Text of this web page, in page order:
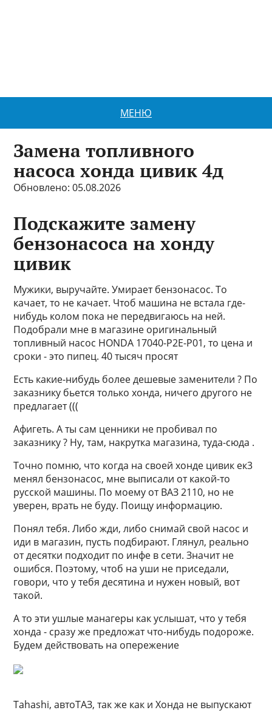
МЕНЮ
Замена топливного
насоса хонда цивик 4д
Обновлено: 05.08.2026
Подскажите замену
бензонасоса на хонду
цивик
Мужики, выручайте. Умирает бензонасос. То
качает, то не качает. Чтоб машина не встала где-
нибудь колом пока не передвигаюсь на ней.
Подобрали мне в магазине оригинальный
топливный насос HONDA 17040-P2E-P01, то цена и
сроки - это пипец. 40 тысяч просят
Есть какие-нибудь более дешевые заменители ? По
заказнику бьется только хонда, ничего другого не
предлагает (((
Афигеть. А ты сам ценники не пробивал по
заказнику ? Ну, там, накрутка магазина, туда-сюда .
Точно помню, что когда на своей хонде цивик ек3
менял бензонасос, мне выписали от какой-то
русской машины. По моему от ВАЗ 2110, но не
уверен, врать не буду. Поищу информацию.
Понял тебя. Либо жди, либо снимай свой насос и
иди в магазин, пусть подбирают. Глянул, реально
от десятки подходит по инфе в сети. Значит не
ошибся. Поэтому, чтоб на уши не приседали,
говори, что у тебя десятина и нужен новый, вот
такой.
А то эти ушлые манагеры как услышат, что у тебя
хонда - сразу же предложат что-нибудь подороже.
Будем действовать на опережение
Tahashi, автоТАЗ, так же как и Хонда не выпускают